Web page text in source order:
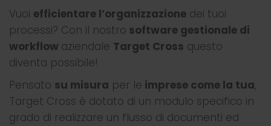
Vuoi efficientare l’organizzazione dei tuoi
processi? Con il nostro software gestionale di
workflow aziendale Target Cross questo
diventa possibile!
Pensato su misura per le imprese come la tua,
Target Cross è dotato di un modulo specifico in
grado di realizzare un flusso di documenti ed